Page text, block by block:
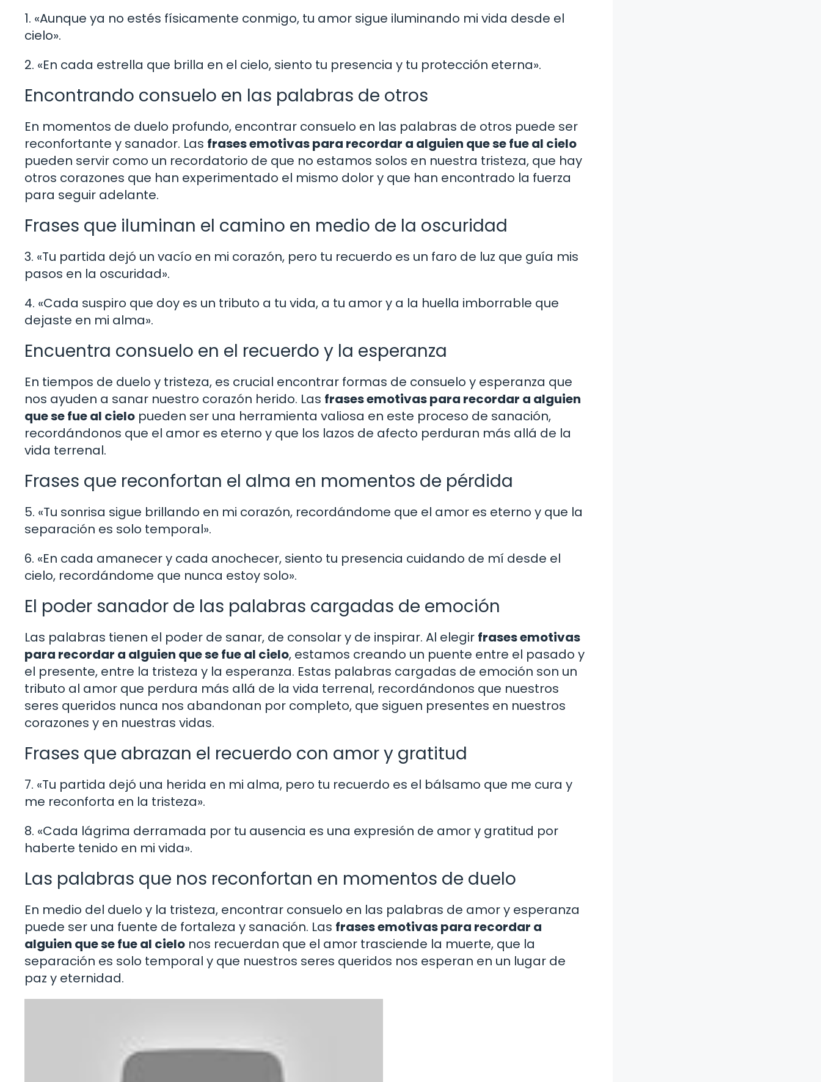
1. «Aunque ya no estés físicamente conmigo, tu amor sigue iluminando mi vida desde el
cielo».
2. «En cada estrella que brilla en el cielo, siento tu presencia y tu protección eterna».
Encontrando consuelo en las palabras de otros
En momentos de duelo profundo, encontrar consuelo en las palabras de otros puede ser
reconfortante y sanador. Las frases emotivas para recordar a alguien que se fue al cielo
pueden servir como un recordatorio de que no estamos solos en nuestra tristeza, que hay
otros corazones que han experimentado el mismo dolor y que han encontrado la fuerza
para seguir adelante.
Frases que iluminan el camino en medio de la oscuridad
3. «Tu partida dejó un vacío en mi corazón, pero tu recuerdo es un faro de luz que guía mis
pasos en la oscuridad».
4. «Cada suspiro que doy es un tributo a tu vida, a tu amor y a la huella imborrable que
dejaste en mi alma».
Encuentra consuelo en el recuerdo y la esperanza
En tiempos de duelo y tristeza, es crucial encontrar formas de consuelo y esperanza que
nos ayuden a sanar nuestro corazón herido. Las frases emotivas para recordar a alguien
que se fue al cielo pueden ser una herramienta valiosa en este proceso de sanación,
recordándonos que el amor es eterno y que los lazos de afecto perduran más allá de la
vida terrenal.
Frases que reconfortan el alma en momentos de pérdida
5. «Tu sonrisa sigue brillando en mi corazón, recordándome que el amor es eterno y que la
separación es solo temporal».
6. «En cada amanecer y cada anochecer, siento tu presencia cuidando de mí desde el
cielo, recordándome que nunca estoy solo».
El poder sanador de las palabras cargadas de emoción
Las palabras tienen el poder de sanar, de consolar y de inspirar. Al elegir frases emotivas
para recordar a alguien que se fue al cielo, estamos creando un puente entre el pasado y
el presente, entre la tristeza y la esperanza. Estas palabras cargadas de emoción son un
tributo al amor que perdura más allá de la vida terrenal, recordándonos que nuestros
seres queridos nunca nos abandonan por completo, que siguen presentes en nuestros
corazones y en nuestras vidas.
Frases que abrazan el recuerdo con amor y gratitud
7. «Tu partida dejó una herida en mi alma, pero tu recuerdo es el bálsamo que me cura y
me reconforta en la tristeza».
8. «Cada lágrima derramada por tu ausencia es una expresión de amor y gratitud por
haberte tenido en mi vida».
Las palabras que nos reconfortan en momentos de duelo
En medio del duelo y la tristeza, encontrar consuelo en las palabras de amor y esperanza
puede ser una fuente de fortaleza y sanación. Las frases emotivas para recordar a
alguien que se fue al cielo nos recuerdan que el amor trasciende la muerte, que la
separación es solo temporal y que nuestros seres queridos nos esperan en un lugar de
paz y eternidad.